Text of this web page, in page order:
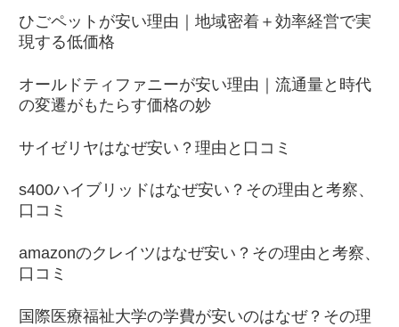
ひごペットが安い理由｜地域密着＋効率経営で実
現する低価格
オールドティファニーが安い理由｜流通量と時代
の変遷がもたらす価格の妙
サイゼリヤはなぜ安い？理由と口コミ
s400ハイブリッドはなぜ安い？その理由と考察、
口コミ
amazonのクレイツはなぜ安い？その理由と考察、
口コミ
国際医療福祉大学の学費が安いのはなぜ？その理